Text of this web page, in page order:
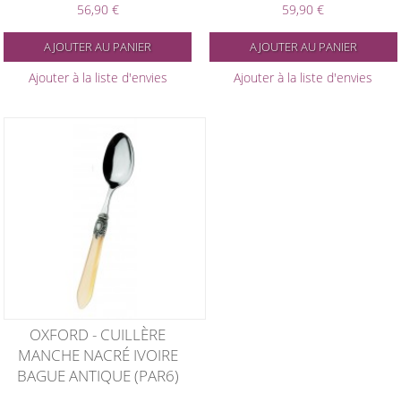
56,90 €
AJOUTER AU PANIER
Ajouter à la liste d'envies
59,90 €
AJOUTER AU PANIER
Ajouter à la liste d'envies
OXFORD - CUILLÈRE
MANCHE NACRÉ IVOIRE
BAGUE ANTIQUE (PAR6)